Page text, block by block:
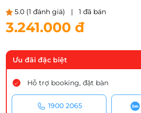
5.0 (1 đánh giá) | 1 đã bán
3.241.000 đ
Ưu đãi đặc biệt
Hỗ trợ booking, đặt bàn
1900 2065